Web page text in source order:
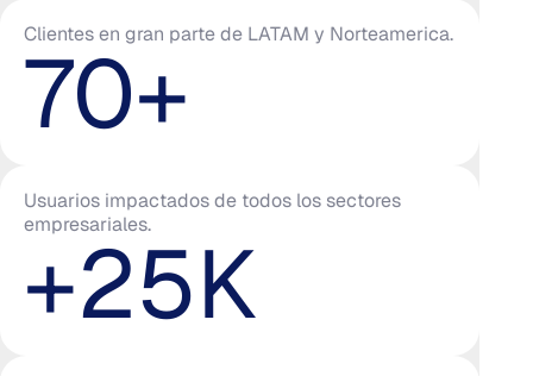
Clientes en gran parte de LATAM y Norteamerica.
70+
Usuarios impactados de todos los sectores
empresariales.
+25K